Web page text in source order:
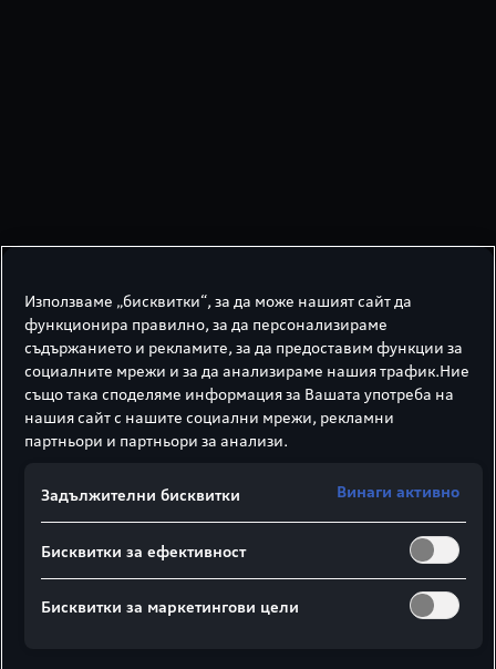
Индикатор за пробег
Колко далеч мога да стигна в градския
трафик, по селски път или магистрала,
фактори? Индикаторът за пробег за
моделите e-tron, Q4 e-tron и e-tron GT Ви
предлага отговор на тези въпроси. За
разлика от цикъла WLTP, тук е
необходимо климатикът да е включен. С
Използваме „бисквитки“, за да може нашият сайт да
функционира правилно, за да персонализираме
съдържанието и рекламите, за да предоставим функции за
социалните мрежи и за да анализираме нашия трафик.Ние
също така споделяме информация за Вашата употреба на
нашия сайт с нашите социални мрежи, рекламни
партньори и партньори за анализи.
Задължителни бисквитки Винаги активно
Бисквитки за ефективност
Бисквитки за маркетингови цели